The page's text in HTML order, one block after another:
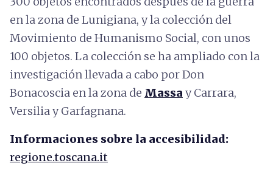
en la zona de Lunigiana, y la colección del
Movimiento de Humanismo Social, con unos
100 objetos. La colección se ha ampliado con la
investigación llevada a cabo por Don
Bonacoscia en la zona de Massa y Carrara,
Versilia y Garfagnana.
Informaciones sobre la accesibilidad:
regione.toscana.it